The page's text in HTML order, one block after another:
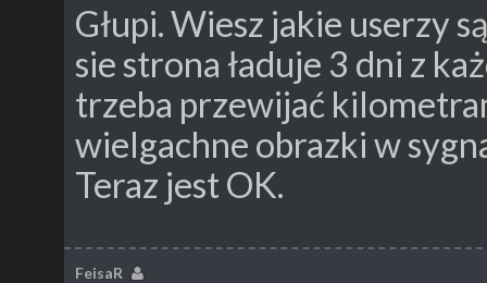
Głupi. Wiesz jakie userzy
sie strona ładuje 3 dni z
trzeba przewijać
wielgachne obrazki w
Teraz jest OK.
FeisaR